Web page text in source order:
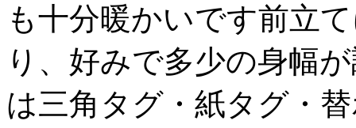
も十分暖かいです前立
り、好みで多少の身幅
は三角タグ・紙タグ・